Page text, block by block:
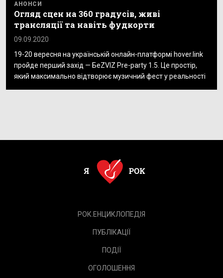
АНОНСИ
Огляд сцен на 360 градусів, живі
трансляції та навіть фудкорти
09.09.2020
19-20 вересня на українській онлайн-платформі hover.link
пройде перший захід — БеZVIZ Pre-party 1.5. Це простір,
який максимально відтворює музичний фест у реальності
РОК.ЕНЦИКЛОПЕДІЯ
ПУБЛІКАЦІЇ
ПОДІЇ
ОГОЛОШЕННЯ